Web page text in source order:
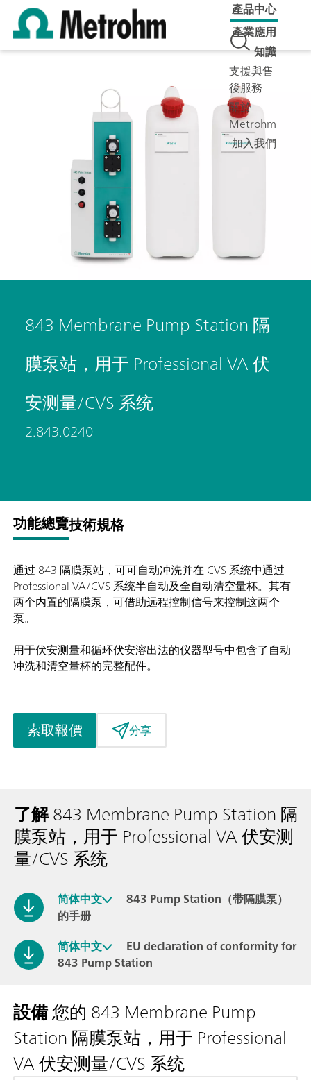
產品中心
產業應用
知識
支援與售
後服務
關於
Metrohm
加入我們
843 Membrane Pump Station 隔
膜泵站，用于 Professional VA 伏
安测量/CVS 系统
2.843.0240
功能總覽技術規格
通过 843 隔膜泵站，可可自动冲洗并在 CVS 系统中通过
Professional VA/CVS 系统半自动及全自动清空量杯。其有
两个内置的隔膜泵，可借助远程控制信号来控制这两个
泵。
用于伏安测量和循环伏安溶出法的仪器型号中包含了自动
冲洗和清空量杯的完整配件。
索取報價 分享
了解843 Membrane Pump Station 隔
膜泵站，用于 Professional VA 伏安测
量/CVS 系统
简体中文
843 Pump Station（带隔膜泵）
的手册
简体中文
EU declaration of conformity for
843 Pump Station
設備您的 843 Membrane Pump
Station 隔膜泵站，用于 Professional
VA 伏安测量/CVS 系统